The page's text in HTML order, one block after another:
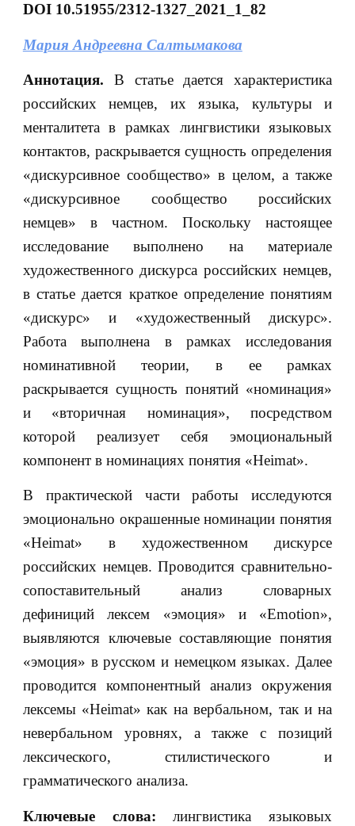
DOI10.51955/2312-1327_2021_1_82
Мария Андреевна Салтымакова
Аннотация. В статье дается характеристика
российских немцев, их языка, культуры и
менталитета в рамках лингвистики языковых
контактов, раскрывается сущность определения
«дискурсивное сообщество» в целом, а также
«дискурсивное сообщество российских
немцев» в частном. Поскольку настоящее
исследование выполнено на материале
художественного дискурса российских немцев,
в статье дается краткое определение понятиям
«дискурс» и «художественный дискурс».
Работа выполнена в рамках исследования
номинативной теории, в ее рамках
раскрывается сущность понятий «номинация»
и «вторичная номинация», посредством
которой реализует себя эмоциональный
компонент в номинациях понятия «Heimat».
В практической части работы исследуются
эмоционально окрашенные номинации понятия
«Heimat» в художественном дискурсе
российских немцев. Проводится сравнительно-
сопоставительный анализ словарных
дефиниций лексем «эмоция» и «Emotion»,
выявляются ключевые составляющие понятия
«эмоция» в русском и немецком языках. Далее
проводится компонентный анализ окружения
лексемы «Heimat» как на вербальном, так и на
невербальном уровнях, а также с позиций
лексического, стилистического и
грамматического анализа.
Ключевые слова:лингвистика языковых